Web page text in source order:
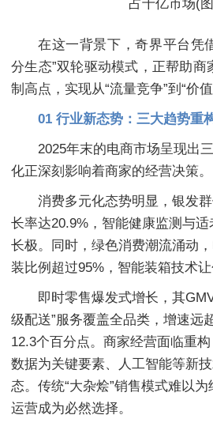
在这一背景下，奇界平台凭
分生态”双轮驱动模式，正帮助商
制高点，实现从“流量竞争”到“价
01 行业新态势：三大趋势重
2025年末的电商市场呈现出
化正深刻影响着商家的经营决策。
消费多元化态势明显，银发
长率达20.9%，智能健康监测与
长极。同时，绿色消费潮流涌动
装比例超过95%，智能装箱技术让
即时零售爆发式增长，其
级配送”服务覆盖全品类，增速远
12.3个百分点。商家经营面临重
数据为关键要素、人工智能等新
态。传统“大杂烩”销售模式难以
运营成为必然选择。